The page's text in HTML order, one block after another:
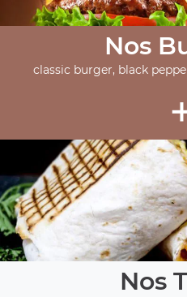
Nos
classic burger, black
Nos